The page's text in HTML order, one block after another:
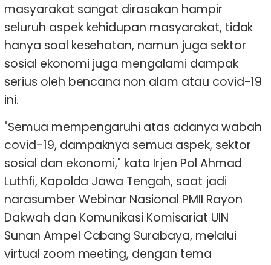
masyarakat sangat dirasakan hampir
seluruh aspek kehidupan masyarakat, tidak
hanya soal kesehatan, namun juga sektor
sosial ekonomi juga mengalami dampak
serius oleh bencana non alam atau covid-19
ini.
"Semua mempengaruhi atas adanya wabah
covid-19, dampaknya semua aspek, sektor
sosial dan ekonomi," kata Irjen Pol Ahmad
Luthfi, Kapolda Jawa Tengah, saat jadi
narasumber Webinar Nasional PMII Rayon
Dakwah dan Komunikasi Komisariat UIN
Sunan Ampel Cabang Surabaya, melalui
virtual zoom meeting, dengan tema